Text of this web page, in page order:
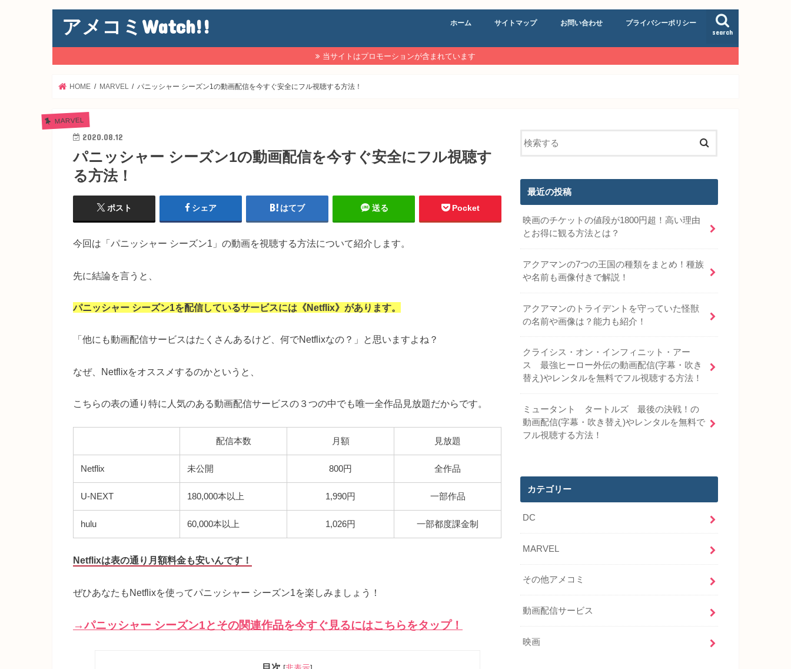
アメコミWatch!! search
ホーム サイトマップ お問い合わせ プライバシーポリシー
当サイトはプロモーションが含まれています
HOME MARVEL パニッシャー シーズン1の動画配信を今すぐ安全にフル視聴する方法！
MARVEL
2020.08.12
パニッシャー シーズン1の動画配信を今すぐ安全にフル視聴す
る方法！
ポスト シェア はてブ 送る Pocket
今回は「パニッシャー シーズン1」の動画を視聴する方法について紹介します。
先に結論を言うと、
パニッシャー シーズン1を配信しているサービスには《Netflix》があります。
「他にも動画配信サービスはたくさんあるけど、何でNetflixなの？」と思いますよね？
なぜ、Netflixをオススメするのかというと、
こちらの表の通り特に人気のある動画配信サービスの３つの中でも唯一全作品見放題だからです。
配信本数 月額 見放題
Netflix 未公開 800円 全作品
U-NEXT 180,000本以上 1,990円 一部作品
hulu 60,000本以上 1,026円 一部都度課金制
Netflixは表の通り月額料金も安いんです！
ぜひあなたもNetflixを使ってパニッシャー シーズン1を楽しみましょう！
→パニッシャー シーズン1とその関連作品を今すぐ見るにはこちらをタップ！
最近の投稿
映画のチケットの値段が1800円超！高い理由
とお得に観る方法とは？
アクアマンの7つの王国の種類をまとめ！種族
や名前も画像付きで解説！
アクアマンのトライデントを守っていた怪獣
の名前や画像は？能力も紹介！
クライシス・オン・インフィニット・アー
ス 最強ヒーロー外伝の動画配信(字幕・吹き
替え)やレンタルを無料でフル視聴する方法！
ミュータント タートルズ 最後の決戦！の
動画配信(字幕・吹き替え)やレンタルを無料で
フル視聴する方法！
カテゴリー
DC
MARVEL
その他アメコミ
動画配信サービス
映画